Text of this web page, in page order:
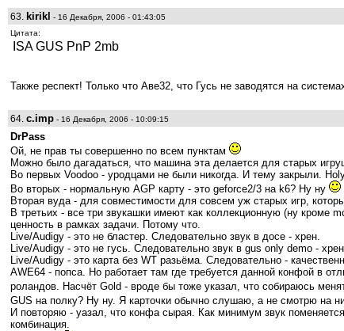
63. kirikl
- 16 Декабря, 2006 - 01:43:05
Цитата:
ISA GUS PnP 2mb
Также респект! Только что Аве32, что Гусь не заводятся на
64. c.imp - 16 Декабря, 2006 - 10:09:15
DrPass
Ой, не прав ты совершенно по всем пунктам
Можно было дагадаться, что машина эта делается для старых
Во первых Voodoo - уродцами не были никогда. И тему закрыли.
Во вторых - нормальную AGP карту - это geforce2/3 на k6? Ну ну
Вторая вуда - для совместимости для совсем уж старых игр,
В третьих - все три звукашки имеют как коллекционную (ну кроме
ценность в рамках задачи. Потому что.
Live/Audigy - это не бластер. Следовательно звук в досе - хрен.
Live/Audigy - это не гусь. Следовательно звук в gus only demo -
Live/Audigy - это карта без WT разьёма. Следовательно -
AWE64 - попса. Но работает там где требуется данной конфой в
роландов. Насчёт Gold - вроде бы тоже указал, что собираюсь
GUS на полку? Ну ну. Я карточки обычно слушаю, а не смотрю на
И повторяю - уазал, что конфа сырая. Как минимум звук
комбинация.